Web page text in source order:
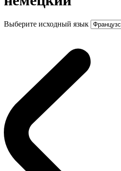
Выберите исходный язык